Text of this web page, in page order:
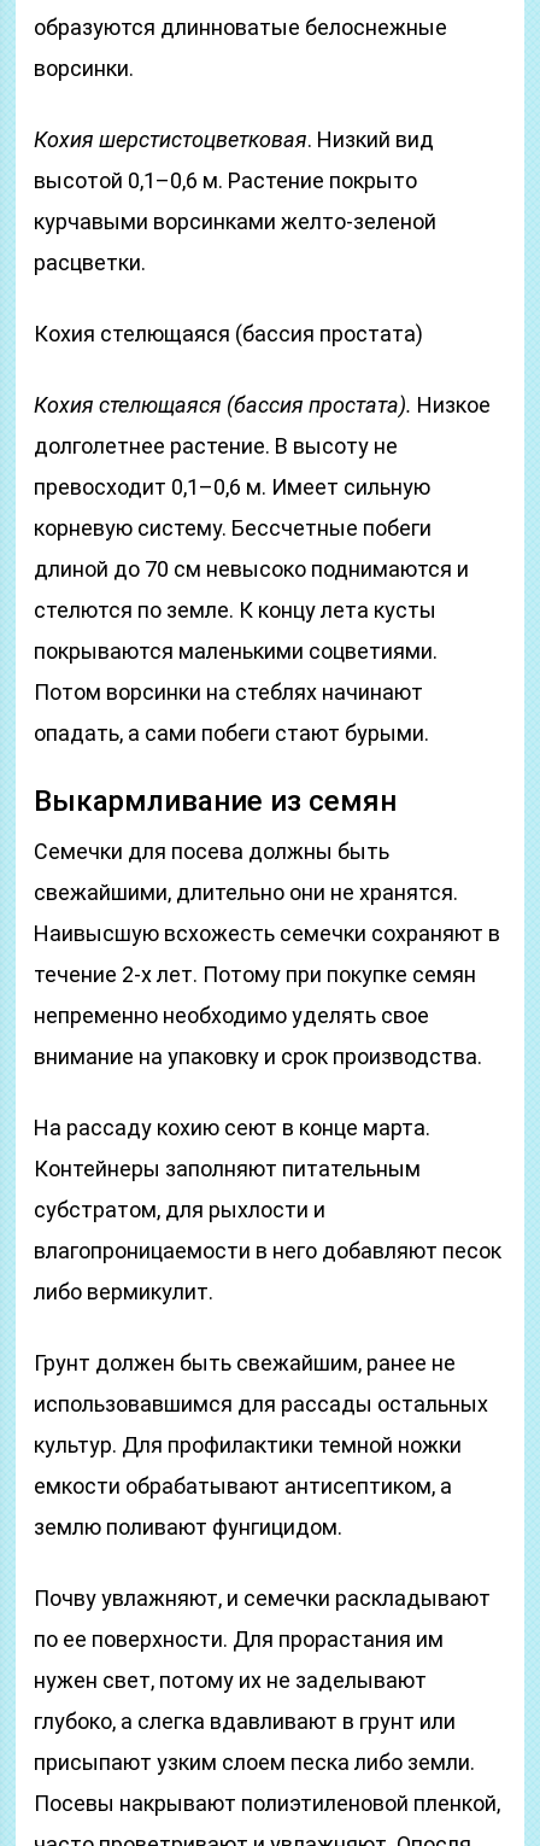
образуются длинноватые белоснежные
ворсинки.
Кохия шерстистоцветковая. Низкий вид
высотой 0,1–0,6 м. Растение покрыто
курчавыми ворсинками желто-зеленой
расцветки.
Кохия стелющаяся (бассия простата)
Кохия стелющаяся (бассия простата). Низкое
долголетнее растение. В высоту не
превосходит 0,1–0,6 м. Имеет сильную
корневую систему. Бессчетные побеги
длиной до 70 см невысоко поднимаются и
стелются по земле. К концу лета кусты
покрываются маленькими соцветиями.
Потом ворсинки на стеблях начинают
опадать, а сами побеги стают бурыми.
Выкармливание из семян
Семечки для посева должны быть
свежайшими, длительно они не хранятся.
Наивысшую всхожесть семечки сохраняют в
течение 2-х лет. Потому при покупке семян
непременно необходимо уделять свое
внимание на упаковку и срок производства.
На рассаду кохию сеют в конце марта.
Контейнеры заполняют питательным
субстратом, для рыхлости и
влагопроницаемости в него добавляют песок
либо вермикулит.
Грунт должен быть свежайшим, ранее не
использовавшимся для рассады остальных
культур. Для профилактики темной ножки
емкости обрабатывают антисептиком, а
землю поливают фунгицидом.
Почву увлажняют, и семечки раскладывают
по ее поверхности. Для прорастания им
нужен свет, потому их не заделывают
глубоко, а слегка вдавливают в грунт или
присыпают узким слоем песка либо земли.
Посевы накрывают полиэтиленовой пленкой,